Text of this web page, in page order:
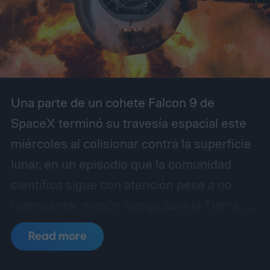
Una parte de un cohete Falcon 9 de
SpaceX terminó su travesía espacial este
miércoles al colisionar contra la superficie
lunar, en un episodio que la comunidad
trata de la segunda etapa del lanzador,
utilizada en enero de 2025 para poner en
Read more